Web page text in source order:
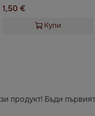
1,50 €
Купи
продукт! Бъди